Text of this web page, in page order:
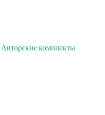
Авторские комплекты